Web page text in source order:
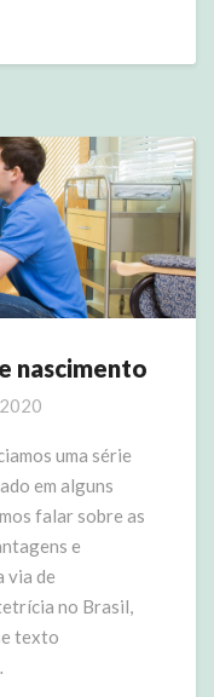
nascimento
uma série
em alguns
falar sobre as
e
via de
no Brasil,
texto